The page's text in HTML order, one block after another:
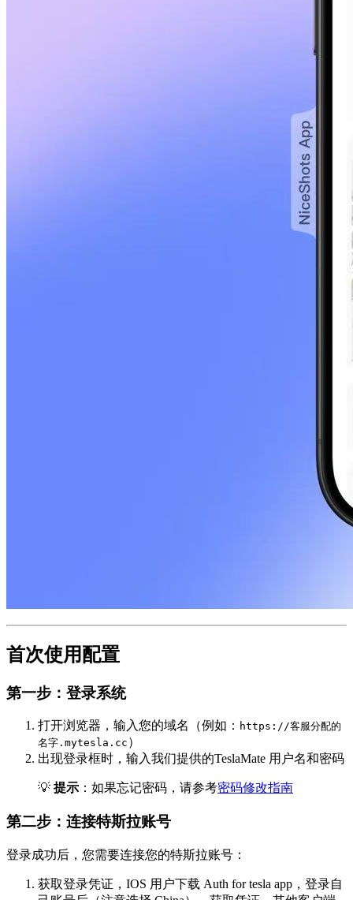
首次使用配置
第一步：登录系统
打开浏览器，输入您的域名（例如： https://客服分配的
名字.mytesla.cc ）
出现登录框时，输入我们提供的TeslaMate 用户名和密码
💡 提示 ：如果忘记密码，请参考密码修改指南
第二步：连接特斯拉账号
登录成功后，您需要连接您的特斯拉账号：
获取登录凭证，IOS 用户下载 Auth for tesla app，登录自